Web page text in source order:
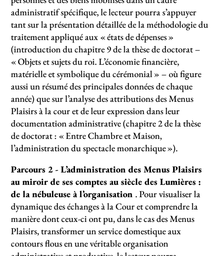
administratif spécifique, le lecteur pourra s’appuyer
tant sur la présentation détaillée de la méthodologie du
traitement appliqué aux «états de dépenses»
(introduction du chapitre 9 de la thèse de doctorat –
«Objets et sujets du roi. L’économie financière,
matérielle et symbolique du cérémonial» – où figure
aussi un résumé des principales données de chaque
année) que sur l’analyse des attributions des Menus
Plaisirs à la cour et de leur expression dans leur
documentation administrative (chapitre 2 de la thèse
de doctorat : «Entre Chambre et Maison,
l’administration du spectacle monarchique»).
Parcours 2 - L’administration des Menus Plaisirs
au miroir de ses comptes au siècle des Lumières :
de la nébuleuse à l’organisation . Pour visualiser la
dynamique des échanges à la Cour et comprendre la
manière dont ceux-ci ont pu, dans le cas des Menus
Plaisirs, transformer un service domestique aux
contours flous en une véritable organisation